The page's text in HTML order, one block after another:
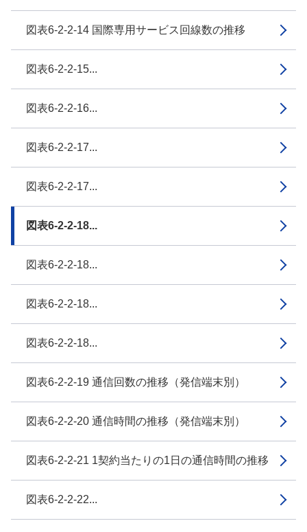
図表6-2-2-14 国際専用サービス回線数の推移
図表6-2-2-15...
図表6-2-2-16...
図表6-2-2-17...
図表6-2-2-17...
図表6-2-2-18...
図表6-2-2-18...
図表6-2-2-18...
図表6-2-2-18...
図表6-2-2-19 通信回数の推移（発信端末別）
図表6-2-2-20 通信時間の推移（発信端末別）
図表6-2-2-21 1契約当たりの1日の通信時間の推移
図表6-2-2-22...